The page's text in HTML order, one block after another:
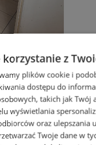
Śląskich
z
plików cookie i
dostępu do
takich jak
wyświetlania
oraz ulepszania
Twoje dane w